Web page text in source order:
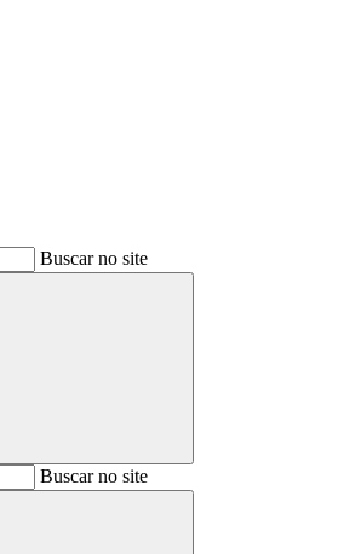
Buscar no site
BuscarBuscar no site